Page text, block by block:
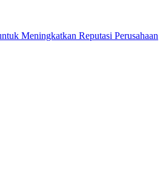
Meningkatkan Reputasi Perusahaan